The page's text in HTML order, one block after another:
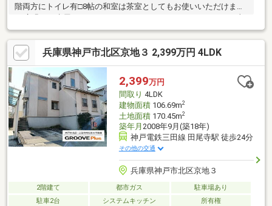
階両方にトイレ有□8帖の和室は茶室としてもお使いいただけます
♪□広緑には水屋もついています♪□ウォークインクローゼットに加
えて全居室に収納があるので、 しっかり収納していただけま
す。□キッチンにはパントリーがございますので食材などの収納
も楽々♪□玄関の上部に吹抜けがあるので明るい玄関です♪
兵庫県神戸市北区京地３ 2,399万円 4LDK
2,399万円
間取り 4LDK
建物面積106.69m2
土地面積170.45m2
築年月 2008年9月(築18年)
神戸電鉄三田線 田尾寺駅 徒歩24分
その他の交通
兵庫県神戸市北区京地３
2階建て 都市ガス
駐車場あり
駐車2台
システムキッチン 所有権